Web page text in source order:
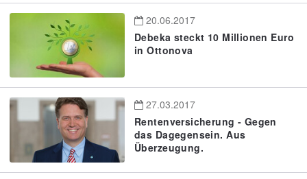
20.06.2017
Debeka steckt 10 Millionen Euro
in Ottonova
27.03.2017
Rentenversicherung - Gegen
das Dagegensein. Aus
Überzeugung.